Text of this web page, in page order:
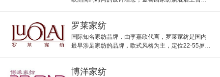
罗莱家纺
国际知名家纺品牌，由李嘉欣代言，罗莱家纺是国内
最早涉足家纺的品牌，欧式风格为主，定位22-55岁中
博洋家纺